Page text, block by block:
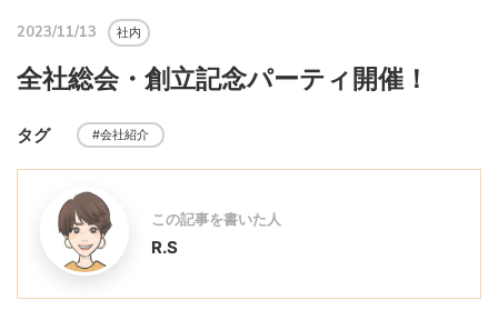
2023/11/13 社内
全社総会・創立記念パーティ開催！
タグ #会社紹介
この記事を書いた人
R.S